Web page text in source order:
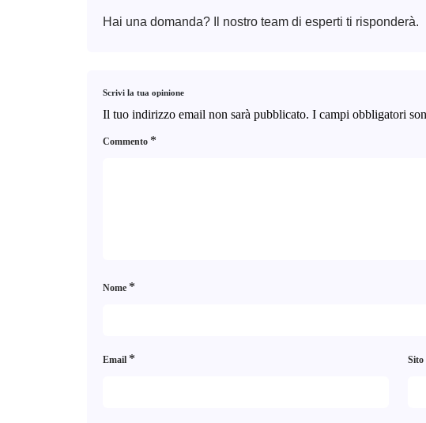
Hai una domanda? Il nostro team di esperti ti risponderà.
Scrivi la tua opinione
Il tuo indirizzo email non sarà pubblicato. I campi obbligatori
Commento *
Nome *
Email * Sito